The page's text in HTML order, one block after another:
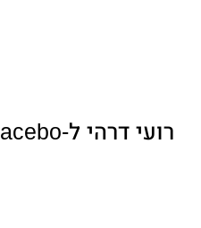
רועי דרהי ל-Placebo